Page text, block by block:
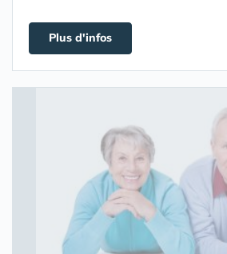
Plus d'infos